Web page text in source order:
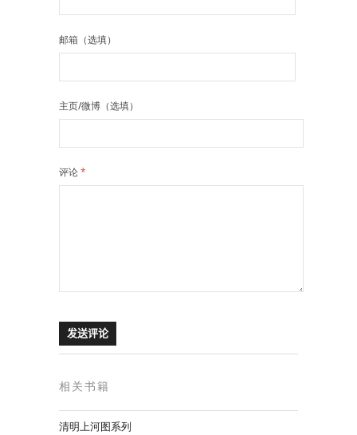
邮箱（选填）
主页/微博（选填）
评论*
相关书籍
清明上河图系列